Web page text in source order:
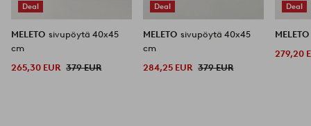
Deal
MELETO sivupöytä 40x45
cm
265,30 EUR 379 EUR
Deal
MELETO sivupöytä 40x45
cm
284,25 EUR 379 EUR
Deal
MELETO
279,20